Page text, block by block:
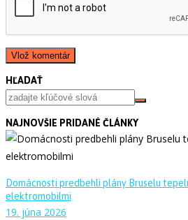
HĽADAŤ
NAJNOVŠIE PRIDANÉ ČLÁNKY
Domácnosti predbehli plány Bruselu
elektromobilmi
19. júna 2026